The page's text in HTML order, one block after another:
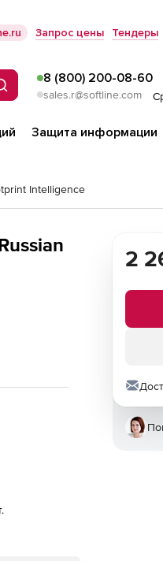
Запрос цены Тендеры
Поиск
8 (800) 200-08-60
sales.r@softline.com
Защита информации
Intelligence
2